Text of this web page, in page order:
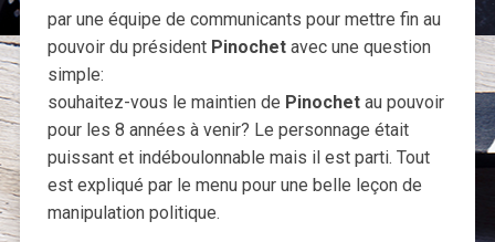
par une équipe de communicants pour mettre fin au
pouvoir du président Pinochet avec une question
simple:
souhaitez-vous le maintien de Pinochet au pouvoir
pour les 8 années à venir? Le personnage était
puissant et indéboulonnable mais il est parti. Tout
est expliqué par le menu pour une belle leçon de
manipulation politique.